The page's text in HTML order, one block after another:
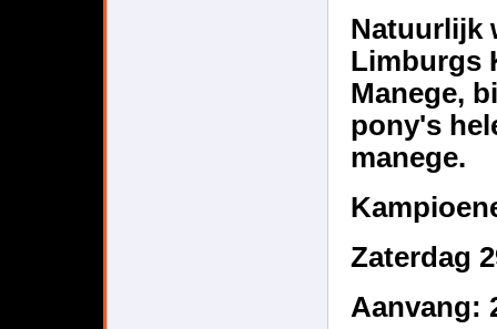
Natuurlijk
Limburgs
Manege,
pony's
manege.
Zaterdag
Aanvang: